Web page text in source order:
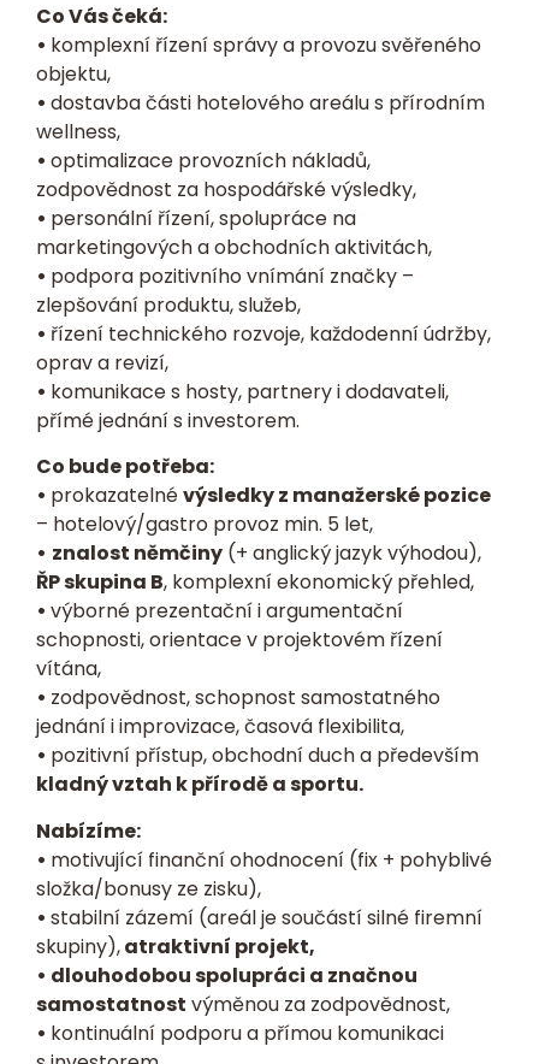
Co Vás čeká:
• komplexní řízení správy a provozu svěřeného
objektu,
• dostavba části hotelového areálu s přírodním
wellness,
• optimalizace provozních nákladů,
zodpovědnost za hospodářské výsledky,
• personální řízení, spolupráce na
marketingových a obchodních aktivitách,
• podpora pozitivního vnímání značky –
zlepšování produktu, služeb,
• řízení technického rozvoje, každodenní údržby,
oprav a revizí,
• komunikace s hosty, partnery i dodavateli,
přímé jednání s investorem.
Co bude potřeba:
• prokazatelnévýsledky z manažerské pozice
– hotelový/gastro provoz min. 5 let,
• znalost němčiny (+ anglický jazyk výhodou),
ŘP skupina B, komplexní ekonomický přehled,
• výborné prezentační i argumentační
schopnosti, orientace v projektovém řízení
vítána,
• zodpovědnost, schopnost samostatného
jednání i improvizace, časová flexibilita,
• pozitivní přístup, obchodní duch a především
kladný vztah k přírodě a sportu.
Nabízíme:
• motivující finanční ohodnocení (fix + pohyblivé
složka/bonusy ze zisku),
• stabilní zázemí (areál je součástí silné firemní
skupiny),atraktivní projekt,
• dlouhodobou spolupráci a značnou
samostatnost výměnou za zodpovědnost,
• kontinuální podporu a přímou komunikaci